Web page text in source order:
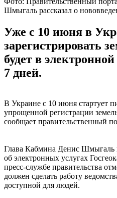
Шмыгаль рассказал о
Уже с 10 июня в
зарегистрировать
будет в
7 дней.
В Украине с 10 июня стартует
упрощенной регистрации
сообщает правительственный
Глава Кабмина Денис Шмыгаль
об электронных услугах
пресс-службе правительства
должен сделать работу
доступной для людей.